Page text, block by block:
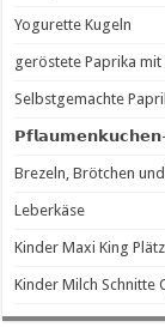
Yogurette Kugeln
geröstete Paprika mit
Selbstgemachte
Brezeln, Brötchen
Leberkäse
Kinder Maxi King
Kinder Milch Schnitte